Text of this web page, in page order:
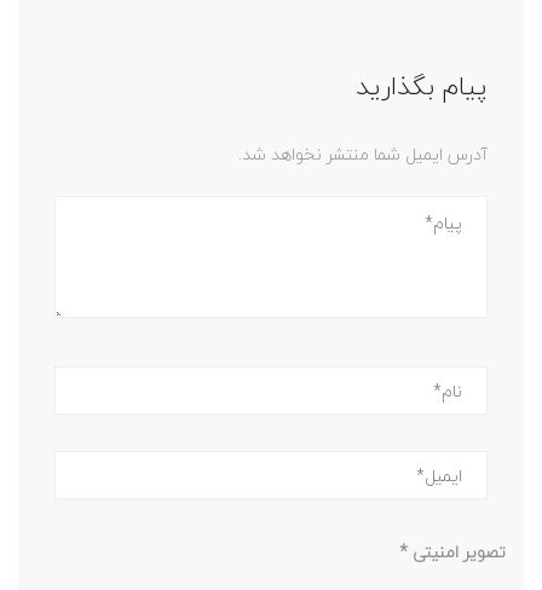
پیام بگذارید
آدرس ایمیل شما منتشر نخواهد شد.
تصویر امنیتی *